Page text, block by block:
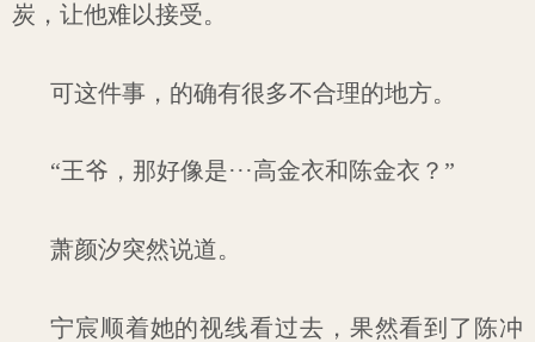
炭，让他难以接受。
可这件事，的确有很多不合理的地方。
“王爷，那好像是···高金衣和陈金衣？”
萧颜汐突然说道。
宁宸顺着她的视线看过去，果然看到了陈冲